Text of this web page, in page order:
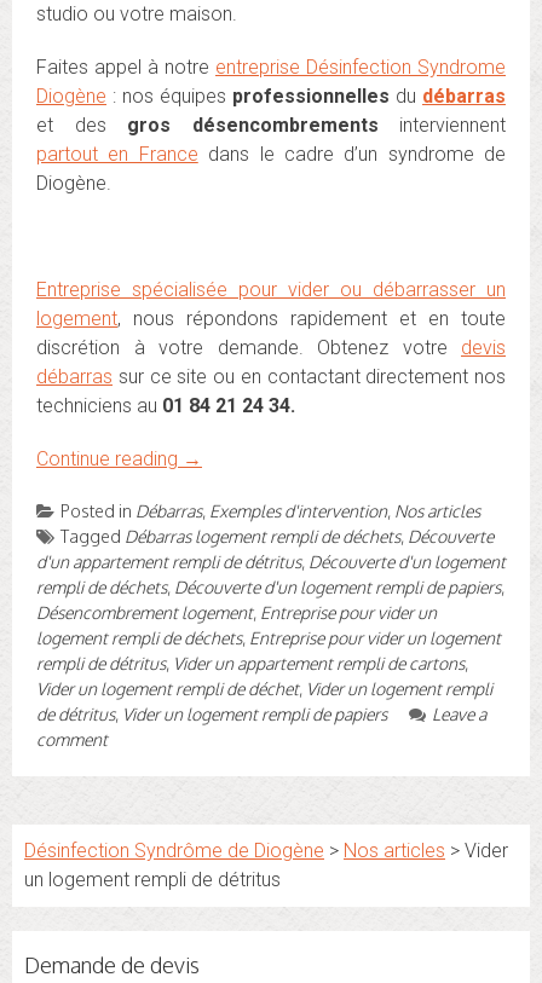
studio ou votre maison.
Faites appel à notre entreprise Désinfection Syndrome
Diogène : nos équipes professionnelles du débarras
et des gros désencombrements interviennent
partout en France dans le cadre d’un syndrome de
Diogène.
Entreprise spécialisée pour vider ou débarrasser un
logement, nous répondons rapidement et en toute
discrétion à votre demande. Obtenez votre devis
débarras sur ce site ou en contactant directement nos
techniciens au 01 84 21 24 34.
Continue reading →
Posted in Débarras, Exemples d'intervention, Nos articles
Tagged Débarras logement rempli de déchets, Découverte
d'un appartement rempli de détritus, Découverte d'un logement
rempli de déchets, Découverte d'un logement rempli de papiers,
Désencombrement logement, Entreprise pour vider un
logement rempli de déchets, Entreprise pour vider un logement
rempli de détritus, Vider un appartement rempli de cartons,
Vider un logement rempli de déchet, Vider un logement rempli
de détritus, Vider un logement rempli de papiers
Leave a
comment
Désinfection Syndrôme de Diogène > Nos articles > Vider
un logement rempli de détritus
Demande de devis